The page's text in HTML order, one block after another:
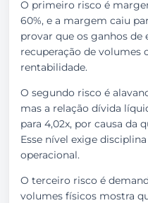
O primeiro risco é
60%, e a margem caiu
provar que os ganhos de
recuperação de volumes
rentabilidade.
O segundo risco é
mas a relação dívida
para 4,02x, por causa da
Esse nível exige
operacional.
O terceiro risco é
volumes físicos mostra